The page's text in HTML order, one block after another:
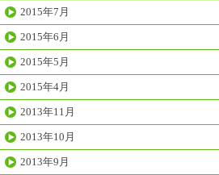
2015年7月
2015年6月
2015年5月
2015年4月
2013年11月
2013年10月
2013年9月